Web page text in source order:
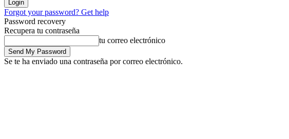
Forgot your password? Get help
Password recovery
Recupera tu contraseña
tu correo electrónico
Se te ha enviado una contraseña por correo electrónico.